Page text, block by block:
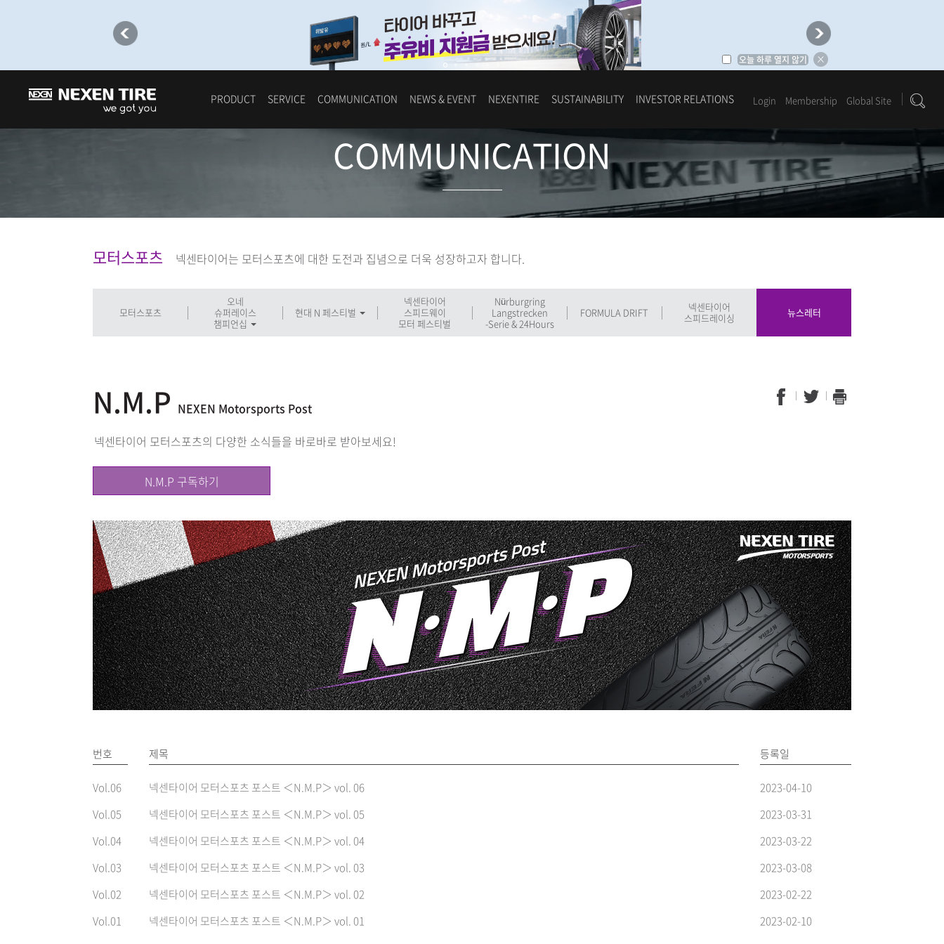
6
오늘 하루 열지 않기
PRODUCT SERVICE COMMUNICATION NEWS & EVENT NEXENTIRE SUSTAINABILITY INVESTOR RELATIONS Login Membership Global Site
COMMUNICATION
모터스포츠 넥센타이어는 모터스포츠에 대한 도전과 집념으로 더욱 성장하고자 합니다.
모터스포츠
오네
슈퍼레이스
챔피언십
현대 N 페스티벌
넥센타이어
스피드웨이
모터 페스티벌
Nürburgring
Langstrecken
-Serie & 24Hours
FORMULA DRIFT
넥센타이어
스피드레이싱
뉴스레터
N.M.P NEXEN Motorsports Post
넥센타이어 모터스포츠의 다양한 소식들을 바로바로 받아보세요!
N.M.P 구독하기
번호 제목 등록일
Vol.06 넥센타이어 모터스포츠 포스트 ＜N.M.P＞ vol. 06
2023-04-10
Vol.05
넥센타이어 모터스포츠 포스트 ＜N.M.P＞ vol. 05
2023-03-31
Vol.04
넥센타이어 모터스포츠 포스트 ＜N.M.P＞ vol. 04
2023-03-22
Vol.03
넥센타이어 모터스포츠 포스트 ＜N.M.P＞ vol. 03
2023-03-08
Vol.02
넥센타이어 모터스포츠 포스트 ＜N.M.P＞ vol. 02
2023-02-22
Vol.01
넥센타이어 모터스포츠 포스트 ＜N.M.P＞ vol. 01 2023-02-10